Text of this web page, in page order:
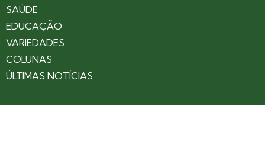
SAÚDE
EDUCAÇÃO
VARIEDADES
COLUNAS
ÚLTIMAS NOTÍCIAS